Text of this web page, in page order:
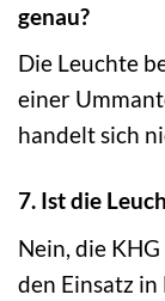
genau?
Die Leuchte
einer
handelt sich
7. Ist die
Nein, die
den Einsatz